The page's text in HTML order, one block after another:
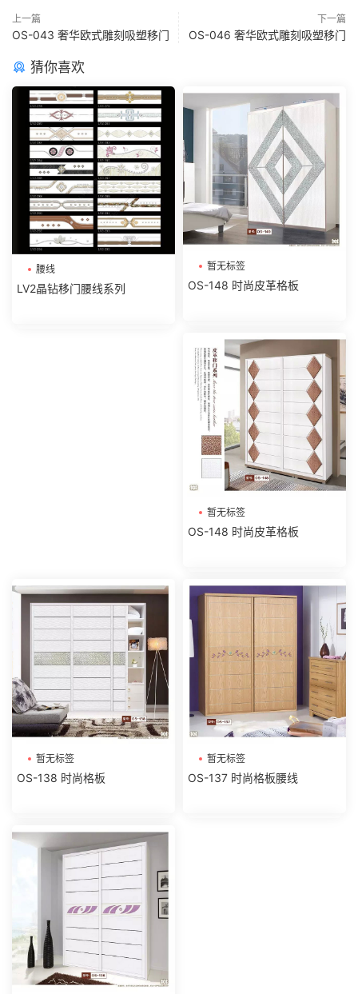
上一篇
OS-043 奢华欧式雕刻吸塑移门
下一篇
OS-046 奢华欧式雕刻吸塑移门
猜你喜欢
腰线
LV2晶钻移门腰线系列
暂无标签
OS-148 时尚皮革格板
暂无标签
OS-148 时尚皮革格板
暂无标签
OS-138 时尚格板
暂无标签
OS-137 时尚格板腰线